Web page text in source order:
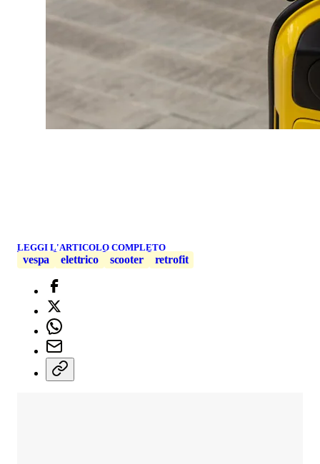
LEGGI L'ARTICOLO COMPLETO
vespa elettrico scooter retrofit